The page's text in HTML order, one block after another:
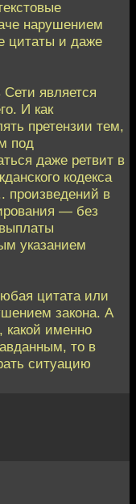
нарушением
цитаты и даже
Сети является
И как
претензии тем,
под
даже ретвит в
кодекса
произведений в
— без
указанием
цитата или
закона. А
какой именно
то в
ситуацию